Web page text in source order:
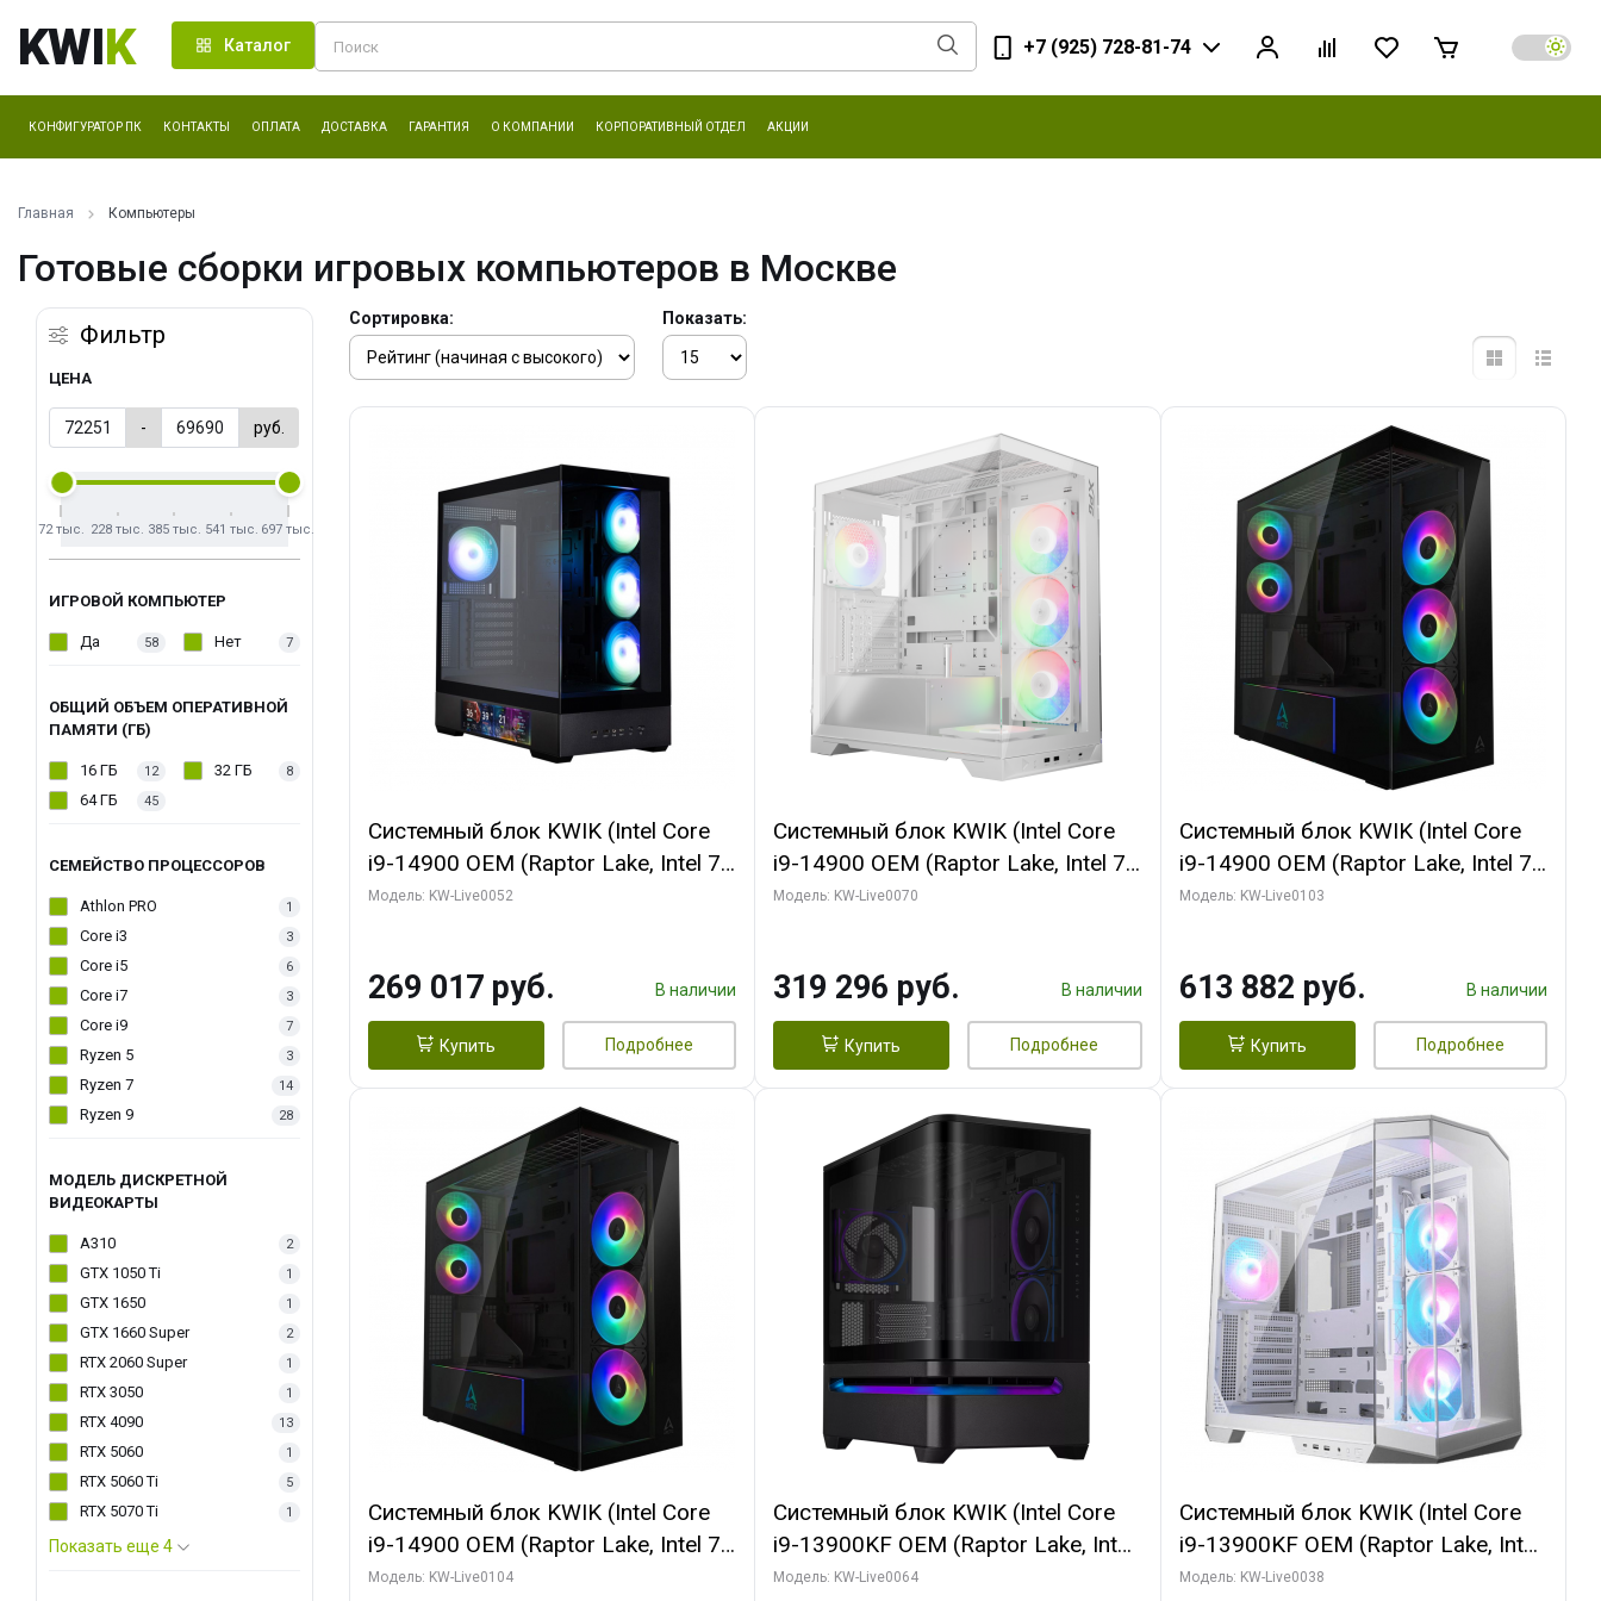
KWIK Каталог +7 (925) 728-81-74
КОНФИГУРАТОР ПК КОНТАКТЫ ОПЛАТА ДОСТАВКА ГАРАНТИЯ О КОМПАНИИ КОРПОРАТИВНЫЙ ОТДЕЛ АКЦИИ
Главная Компьютеры
Готовые сборки игровых компьютеров в Москве
Фильтр
ЦЕНА
- руб.
72 тыс. 228 тыс. 385 тыс. 541 тыс. 697 тыс.
ИГРОВОЙ КОМПЬЮТЕР
Да 58 Нет 7
ОБЩИЙ ОБЪЕМ ОПЕРАТИВНОЙ
ПАМЯТИ (ГБ)
16 ГБ 12 32 ГБ 8
64 ГБ 45
СЕМЕЙСТВО ПРОЦЕССОРОВ
Athlon PRO 1
Core i3 3
Core i5 6
Core i7 3
Core i9 7
Ryzen 5 3
Ryzen 7 14
Ryzen 9 28
МОДЕЛЬ ДИСКРЕТНОЙ
ВИДЕОКАРТЫ
A310 2
GTX 1050 Ti 1
GTX 1650 1
GTX 1660 Super 2
RTX 2060 Super 1
RTX 3050 1
RTX 4090 13
RTX 5060 1
RTX 5060 Ti 5
RTX 5070 Ti 1
Показать еще 4
Сортировка: Показать:
Системный блок KWIK (Intel Core
i9-14900 OEM (Raptor Lake, Intel 7,
C24 16EC/8PC// 64 ГБ ОЗУ (2
256bit 3xDP HD/ 512 ГБ SSD)
Модель: KW-Live0052
269 017 руб. В наличии
Купить Подробнее
Системный блок KWIK (Intel Core
i9-14900 OEM (Raptor Lake, Intel 7,
C24 16EC/8PC// 64 ГБ ОЗУ (2
GDDR7 256bit/ 960 ГБ SSD)
Модель: KW-Live0070
319 296 руб. В наличии
Купить Подробнее
Системный блок KWIK (Intel Core
i9-14900 OEM (Raptor Lake, Intel 7,
C24 16EC/8PC// 64 ГБ ОЗУ (2
Turbo/ 960 ГБ SSD)
Модель: KW-Live0103
613 882 руб. В наличии
Купить Подробнее
Системный блок KWIK (Intel Core
i9-14900 OEM (Raptor Lake, Intel 7,
C24 16EC/8PC// 64 ГБ ОЗУ (2
Модель: KW-Live0104
Системный блок KWIK (Intel Core
i9-13900KF OEM (Raptor Lake, Intel
7, C24 16EC/8P/ 64 ГБ ОЗУ (2
Модель: KW-Live0064
Системный блок KWIK (Intel Core
i9-13900KF OEM (Raptor Lake, Intel
7, C24 16EC/8P/ 32 ГБ ОЗУ (2
Модель: KW-Live0038